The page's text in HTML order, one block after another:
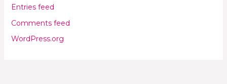
Entries feed
Comments feed
WordPress.org